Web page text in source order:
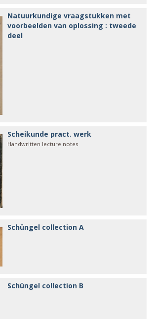
Natuurkundige vraagstukken met
voorbeelden van oplossing : tweede
deel
Scheikunde pract. werk
Handwritten lecture notes
Schüngel collection A
Schüngel collection B